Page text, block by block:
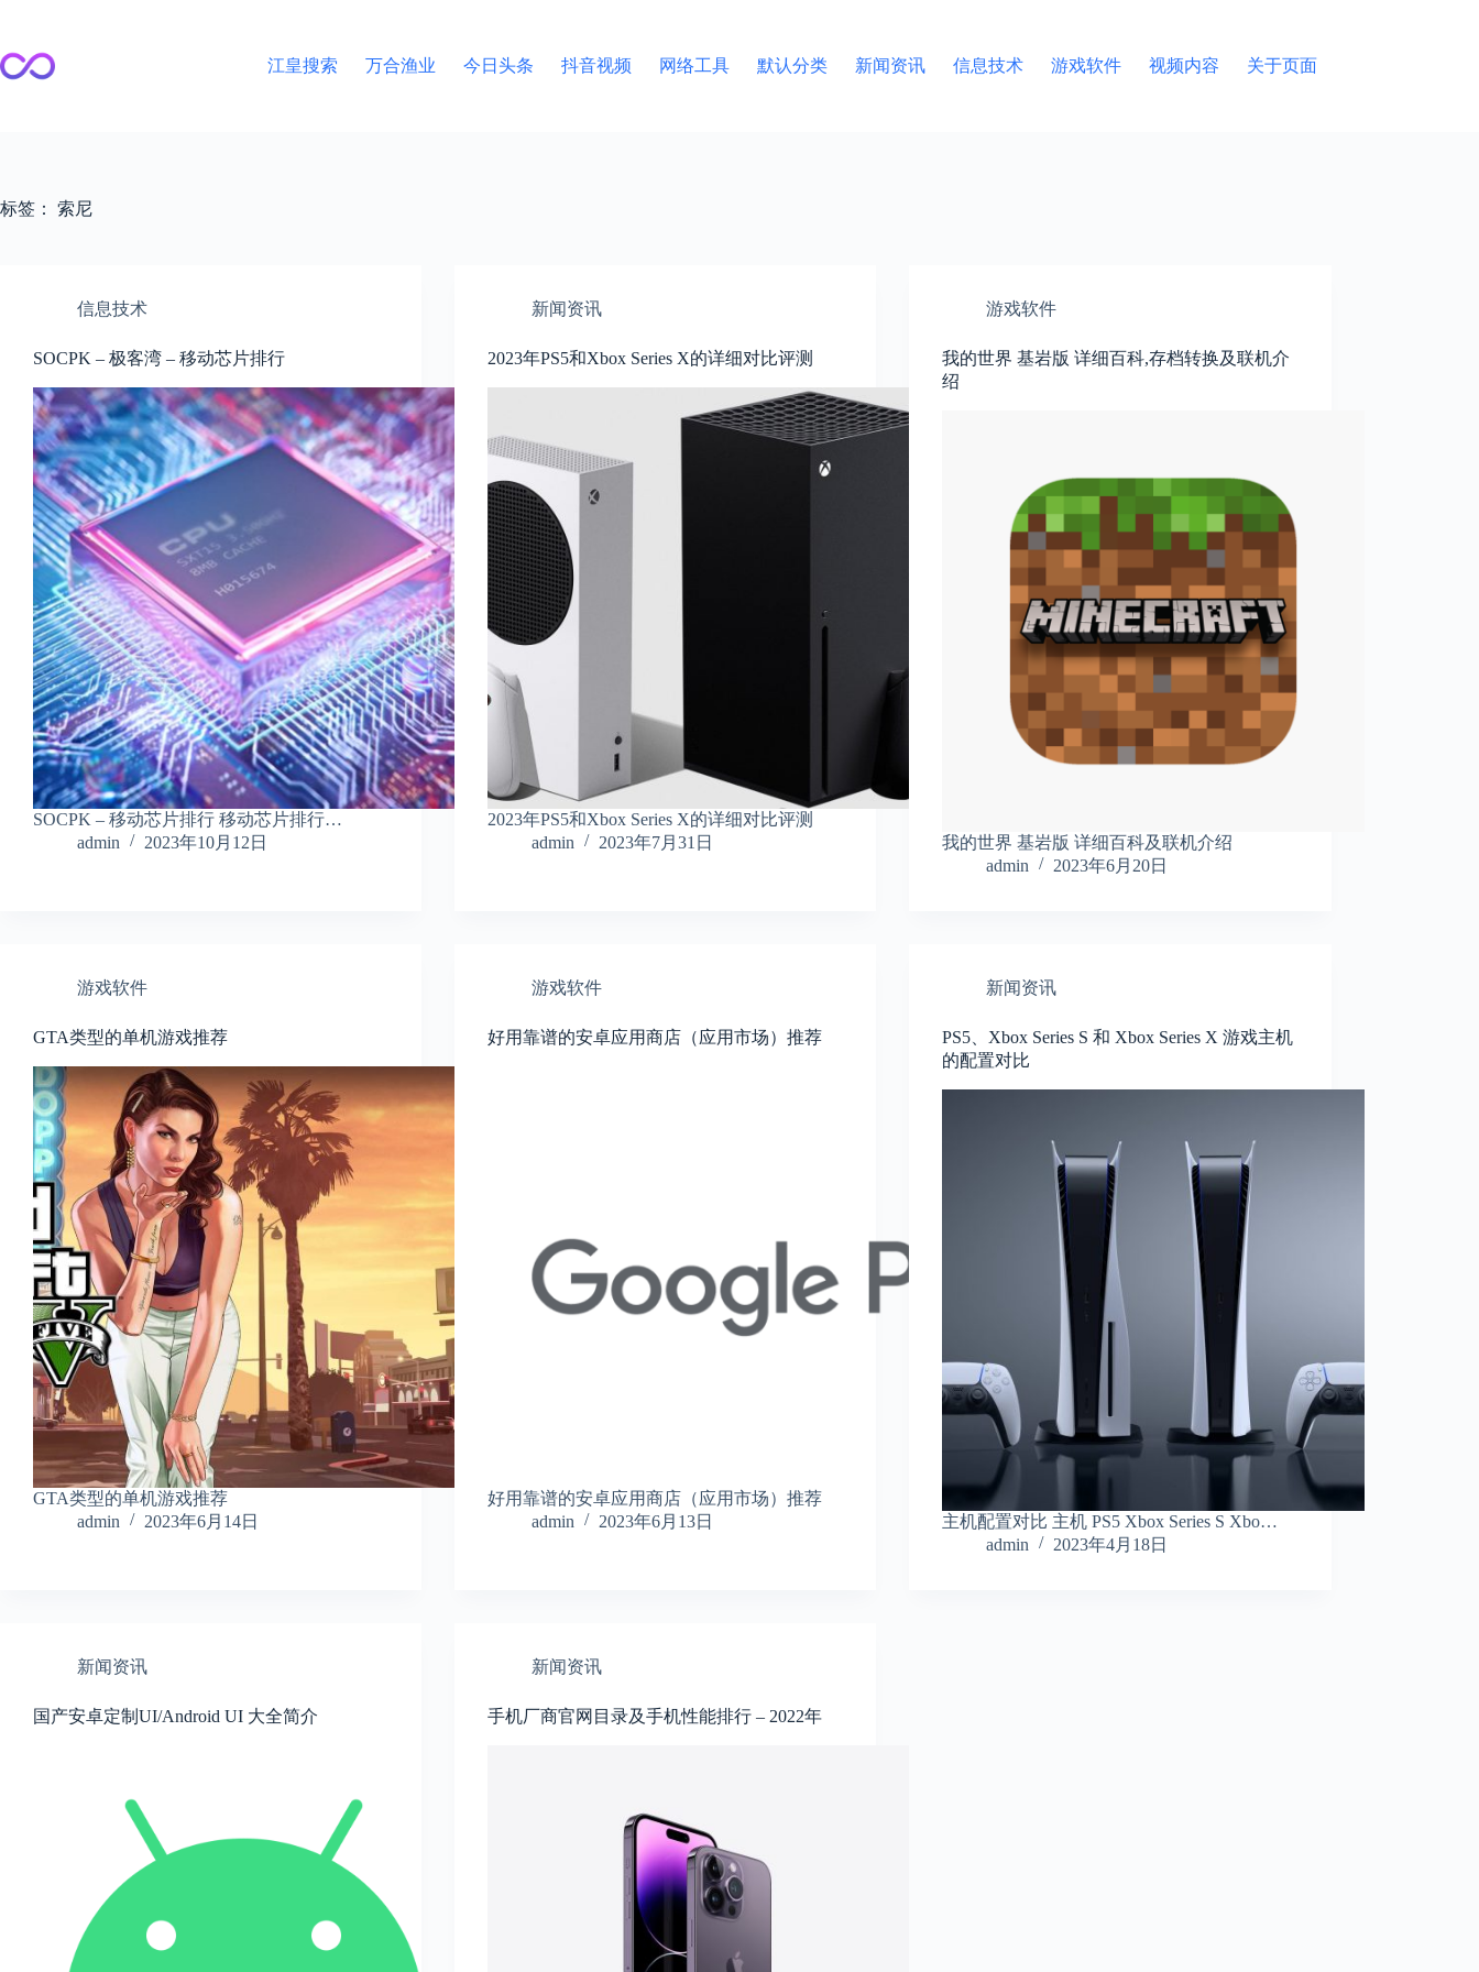
内
容
江皇搜索 万合渔业 今日头条 抖音视频 网络工具 默认分类 新闻资讯 信息技术 游戏软件 视频内容 关于页面
标签： 索尼
信息技术
SOCPK – 极客湾 – 移动芯片排行
SOCPK – 移动芯片排行 移动芯片排行…
admin
2023年10月12日
新闻资讯
2023年PS5和Xbox Series X的详细对比评测
2023年PS5和Xbox Series X的详细对比评测
admin
2023年7月31日
游戏软件
我的世界 基岩版 详细百科,存档转换及联机介
绍
我的世界 基岩版 详细百科及联机介绍
admin
2023年6月20日
游戏软件
GTA类型的单机游戏推荐
GTA类型的单机游戏推荐
admin
2023年6月14日
游戏软件
好用靠谱的安卓应用商店（应用市场）推荐
好用靠谱的安卓应用商店（应用市场）推荐
admin
2023年6月13日
新闻资讯
PS5、Xbox Series S 和 Xbox Series X 游戏主机
的配置对比
主机配置对比 主机 PS5 Xbox Series S Xbo…
admin
2023年4月18日
新闻资讯
国产安卓定制UI/Android UI 大全简介
新闻资讯
手机厂商官网目录及手机性能排行 – 2022年